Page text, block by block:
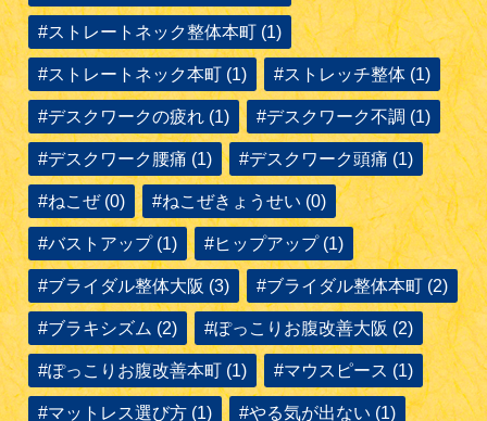
#ストレートネック整体本町 (1)
#ストレートネック本町 (1) #ストレッチ整体 (1)
#デスクワークの疲れ (1) #デスクワーク不調 (1)
#デスクワーク腰痛 (1) #デスクワーク頭痛 (1)
#ねこぜ (0) #ねこぜきょうせい (0)
#バストアップ (1) #ヒップアップ (1)
#ブライダル整体大阪 (3) #ブライダル整体本町 (2)
#ブラキシズム (2) #ぽっこりお腹改善大阪 (2)
#ぽっこりお腹改善本町 (1) #マウスピース (1)
#マットレス選び方 (1) #やる気が出ない (1)